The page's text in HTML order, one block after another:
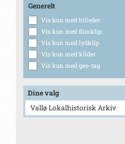
Generelt
Vis kun med billeder
Vis kun med filmklip
Vis kun med lydklip
Vis kun med kilder
Vis kun med geo-tag
Dine valg
Vallø Lokalhistorisk Arkiv